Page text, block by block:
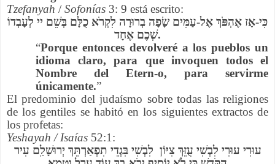
Tzefanyah / Sofonías 3: 9 está escrito:
כִּי-אָז אֶהְפֹּךְ אֶל-עַמִּים שָׂפָה בְרוּרָה לִקְרֹא כֻלָּם בְּשֵׁם יי לְעָבְדוֹ
שְׁכֶם אֶחָד.
“Porque entonces devolveré a los pueblos un
idioma claro, para que invoquen todos el
Nombre del Etern-o, para servirme
únicamente.”
El predominio del judaísmo sobre todas las religiones
de los gentiles se habitó en los siguientes extractos de
los profetas:
Yeshayah / Isaías 52:1:
עוּרִי עוּרִי לִבְשִׁי עֻזֵּךְ צִיּוֹן לִבְשִׁי בִּגְדֵי תִפְאַרְתֵּךְ יְרוּשָׁלִַם עִיר